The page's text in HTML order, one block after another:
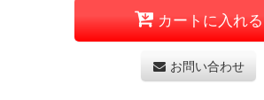
カートに入れる
お問い合わせ